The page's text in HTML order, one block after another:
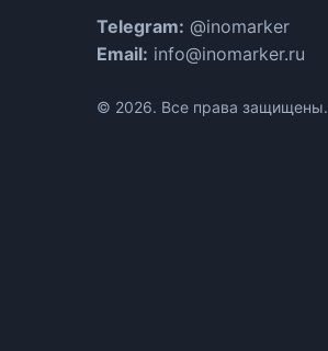
Telegram: @inomarker
Email: info@inomarker.ru
© 2026. Все права защищены.